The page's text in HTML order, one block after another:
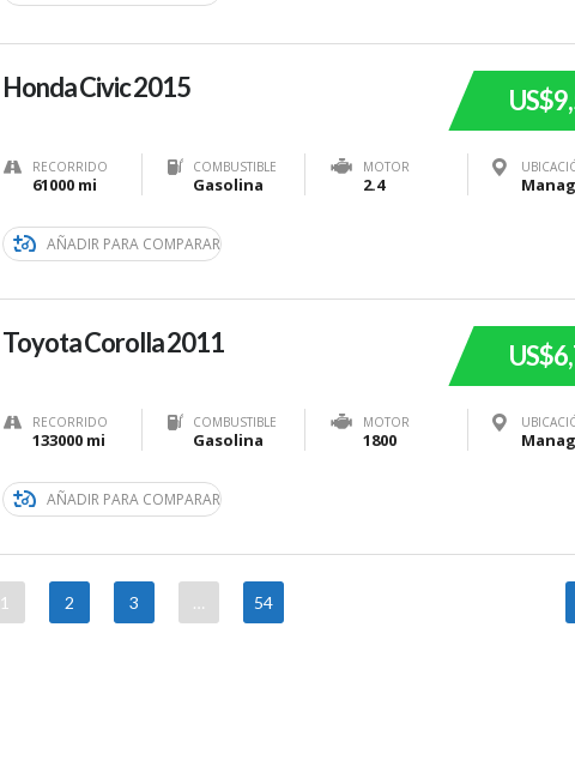
Honda Civic 2015
RECORRIDO
61000 mi
COMBUSTIBLE
Gasolina
MOTOR
2.4
AÑADIR PARA COMPARAR
Toyota Corolla 2011
RECORRIDO
133000 mi
COMBUSTIBLE
Gasolina
MOTOR
1800
AÑADIR PARA COMPARAR
1 2 3 … 54